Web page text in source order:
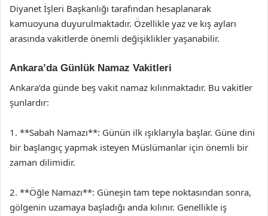
Diyanet İşleri Başkanlığı tarafından hesaplanarak
kamuoyuna duyurulmaktadır. Özellikle yaz ve kış ayları
arasında vakitlerde önemli değişiklikler yaşanabilir.
Ankara’da Günlük Namaz Vakitleri
Ankara’da günde beş vakit namaz kılınmaktadır. Bu vakitler
şunlardır:
1. **Sabah Namazı**: Günün ilk ışıklarıyla başlar. Güne dini
bir başlangıç yapmak isteyen Müslümanlar için önemli bir
zaman dilimidir.
2. **Öğle Namazı**: Güneşin tam tepe noktasından sonra,
gölgenin uzamaya başladığı anda kılınır. Genellikle iş